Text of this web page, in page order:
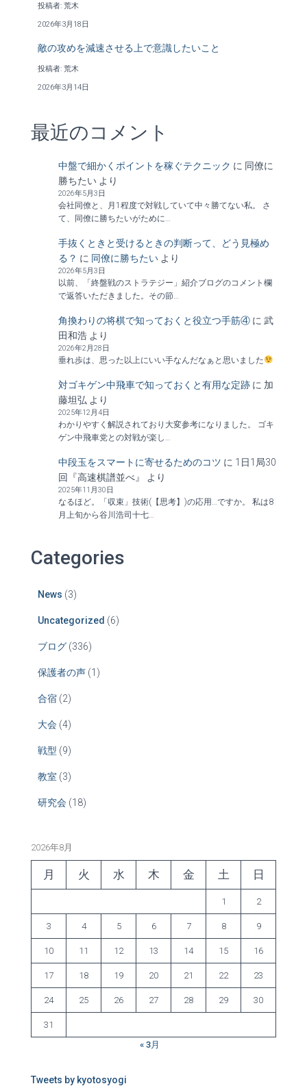
投稿者: 荒木
2026年3月18日
敵の攻めを減速させる上で意識したいこと
投稿者: 荒木
2026年3月14日
最近のコメント
中盤で細かくポイントを稼ぐテクニック に 同僚に
勝ちたい より
2026年5月3日
会社同僚と、月1程度で対戦していて中々勝てない私。 さ
て、同僚に勝ちたいがために…
手抜くときと受けるときの判断って、どう見極め
る？ に 同僚に勝ちたい より
2026年5月3日
以前、「終盤戦のストラテジー」紹介ブログのコメント欄
で返答いただきました。その節…
角換わりの将棋で知っておくと役立つ手筋④ に 武
田和浩 より
2026年2月28日
垂れ歩は、思った以上にいい手なんだなぁと思いました
対ゴキゲン中飛車で知っておくと有用な定跡 に 加
藤坦弘 より
2025年12月4日
わかりやすく解説されており大変参考になりました。 ゴキ
ゲン中飛車党との対戦が楽し…
中段玉をスマートに寄せるためのコツ に 1日1局30
回『高速棋譜並べ』
より
2025年11月30日
なるほど。「収束」技術(【思考】)の応用…ですか。 私は8
月上旬から谷川浩司十七…
Categories
News (3)
Uncategorized (6)
ブログ (336)
保護者の声 (1)
合宿 (2)
大会 (4)
戦型 (9)
教室 (3)
研究会 (18)
2026年8月
月 火 水 木 金 土 日
1 2
3 4 5 6 7 8 9
10 11 12 13 14 15 16
17 18 19 20 21 22 23
24 25 26 27 28 29 30
31
« 3月
Tweets by kyotosyogi